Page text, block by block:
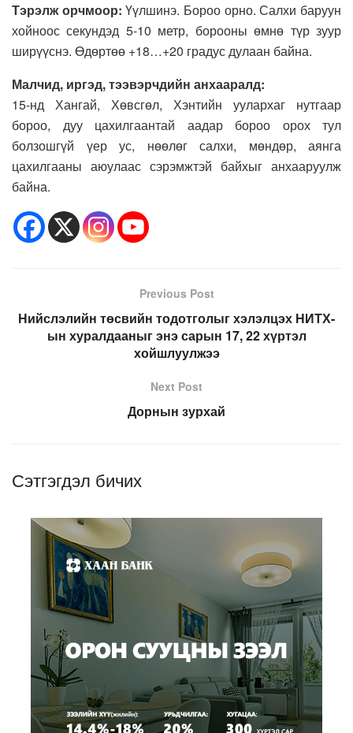
Тэрэлж орчмоор: Үүлшинэ. Бороо орно. Салхи баруун
хойноос секундэд 5-10 метр, борооны өмнө түр зуур
ширүүснэ. Өдөртөө +18…+20 градус дулаан байна.
Малчид, иргэд, тээвэрчдийн анхааралд:
15-нд Хангай, Хөвсгөл, Хэнтийн уулархаг нутгаар
бороо, дуу цахилгаантай аадар бороо орох тул
болзошгүй үер ус, нөөлөг салхи, мөндөр, аянга
цахилгааны аюулаас сэрэмжтэй байхыг анхааруулж
байна.
Previous Post
Нийслэлийн төсвийн тодотголыг хэлэлцэх НИТХ-
ын хуралдааныг энэ сарын 17, 22 хүртэл
хойшлуулжээ
Next Post
Дорнын зурхай
Сэтгэгдэл бичих